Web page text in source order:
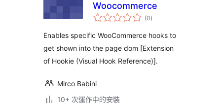
Woocommerce
(0總
評)
Enables specific WooCommerce hooks to
get shown into the page dom [Extension
of Hookie (Visual Hook Reference)].
Mirco Babini
10+ 次運作中的安裝